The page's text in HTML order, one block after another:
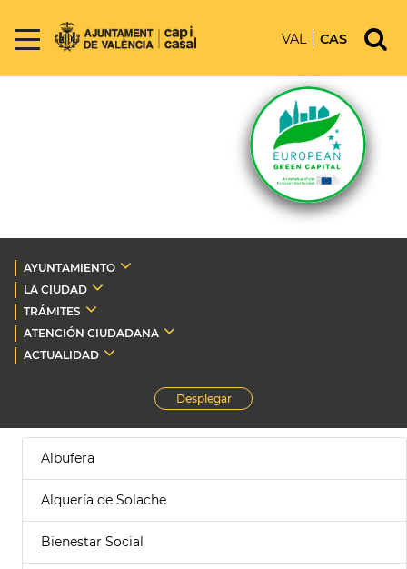
VAL CAS
AYUNTAMIENTO
LA CIUDAD
TRÁMITES
ATENCIÓN CIUDADANA
ACTUALIDAD
Desplegar
Albufera
Alquería de Solache
Bienestar Social